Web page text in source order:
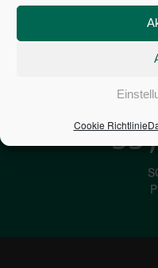
Cookie Richtlinie